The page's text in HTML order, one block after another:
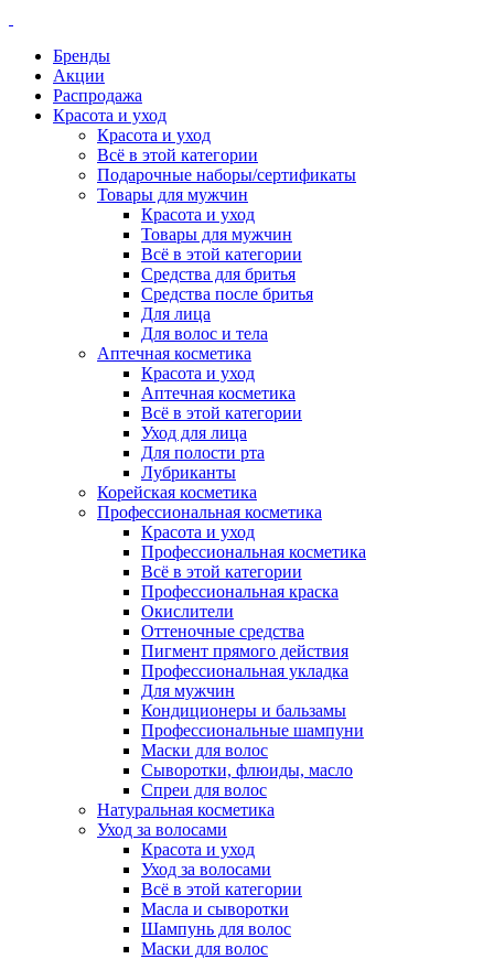
Бренды
Акции
Распродажа
Красота и уход
Красота и уход
Всё в этой категории
Подарочные наборы/сертификаты
Товары для мужчин
Красота и уход
Товары для мужчин
Всё в этой категории
Средства для бритья
Средства после бритья
Для лица
Для волос и тела
Аптечная косметика
Красота и уход
Аптечная косметика
Всё в этой категории
Уход для лица
Для полости рта
Лубриканты
Корейская косметика
Профессиональная косметика
Красота и уход
Профессиональная косметика
Всё в этой категории
Профессиональная краска
Окислители
Оттеночные средства
Пигмент прямого действия
Профессиональная укладка
Для мужчин
Кондиционеры и бальзамы
Профессиональные шампуни
Маски для волос
Сыворотки, флюиды, масло
Спреи для волос
Натуральная косметика
Уход за волосами
Красота и уход
Уход за волосами
Всё в этой категории
Масла и сыворотки
Шампунь для волос
Маски для волос